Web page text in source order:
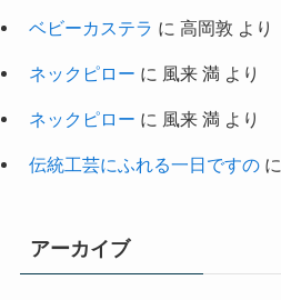
ベビーカステラ に 高岡敦 より
ネックピロー に 風来 満 より
ネックピロー に 風来 満 より
伝統工芸にふれる一日ですのに
アーカイブ